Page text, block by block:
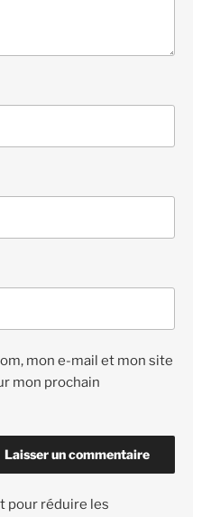
mon e-mail et mon site
mon prochain
pour réduire les